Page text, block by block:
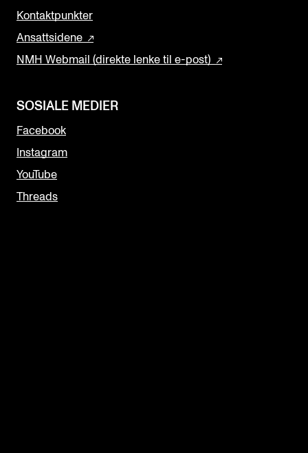
Kontaktpunkter
Ansattsidene
NMH Webmail (direkte lenke til e-post)
SOSIALE MEDIER
Facebook
Instagram
YouTube
Threads